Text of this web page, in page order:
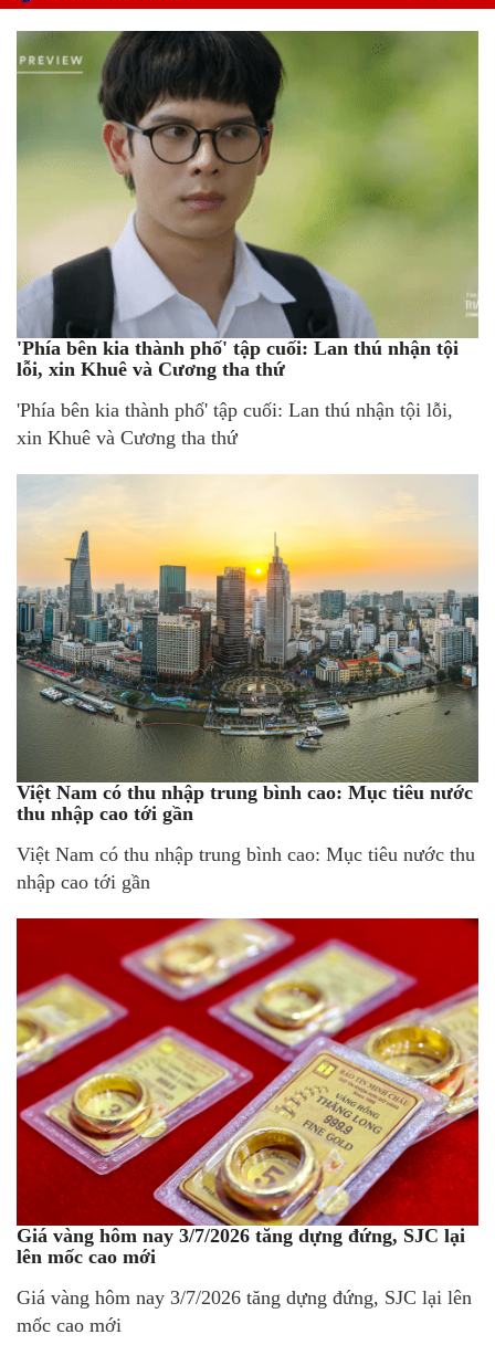
'Phía bên kia thành phố' tập cuối: Lan thú nhận tội
lỗi, xin Khuê và Cương tha thứ
'Phía bên kia thành phố' tập cuối: Lan thú nhận tội lỗi,
xin Khuê và Cương tha thứ
Việt Nam có thu nhập trung bình cao: Mục tiêu nước
thu nhập cao tới gần
Việt Nam có thu nhập trung bình cao: Mục tiêu nước thu
nhập cao tới gần
Giá vàng hôm nay 3/7/2026 tăng dựng đứng, SJC lại
lên mốc cao mới
Giá vàng hôm nay 3/7/2026 tăng dựng đứng, SJC lại lên
mốc cao mới